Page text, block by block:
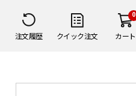
注文履歴 クイック注文
0
カート